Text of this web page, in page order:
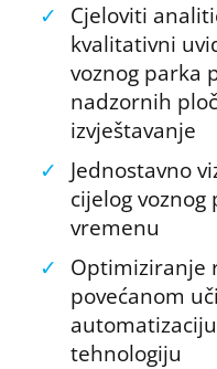
✓
Cjeloviti
kvalitativni
voznog parka
nadzornih
izvještavanje
✓
Jednostavno
cijelog
vremenu
✓
Optimiziranje
povećanom
tehnologiju